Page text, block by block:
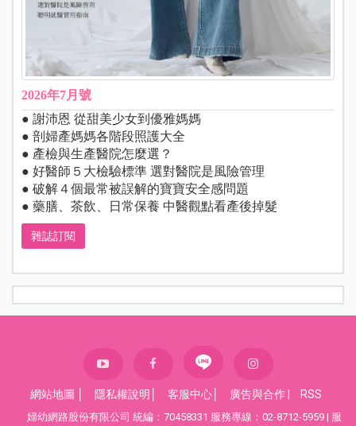
2026年7月號
● 謝沛恩 從甜美少女到優雅媽媽
● 剖婦產媽媽各階段照護大全
● 產檢與生產醫院怎麼選？
● 好醫師５大檢驗標準 選對醫院是風險管理
● 破解４個最常被誤解的寶寶安全感問題
● 藥膳、茶飲、日常保養 中醫觀點看產後掉髮
雜誌訂閱
網站地圖 隱私權說明 客服中心 廣告與合作 RSS
婦幼網路股份有限公司 統編：70458331 服務專線：02-8712-5959 | 服